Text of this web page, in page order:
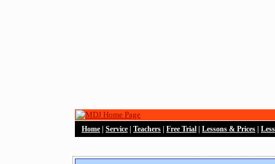
Home Service Teachers Free Trial Lessons & Prices